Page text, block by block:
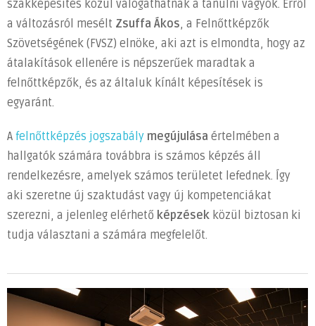
szakképesítés közül válogathatnak a tanulni vágyók. Erről
a változásról mesélt Zsuffa Ákos, a Felnőttképzők
Szövetségének (FVSZ) elnöke, aki azt is elmondta, hogy az
átalakítások ellenére is népszerűek maradtak a
felnőttképzők, és az általuk kínált képesítések is
egyaránt.
A felnőttképzés jogszabály megújulása értelmében a
hallgatók számára továbbra is számos képzés áll
rendelkezésre, amelyek számos területet lefednek. Így
aki szeretne új szaktudást vagy új kompetenciákat
szerezni, a jelenleg elérhető képzések közül biztosan ki
tudja választani a számára megfelelőt.